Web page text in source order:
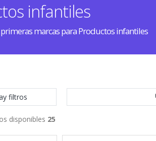
infantiles
marcas para Productos infantiles
filtros
disponibles 25